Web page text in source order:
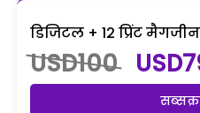
डिजिटल + 12 प्रिंट मैगजीन
USD100